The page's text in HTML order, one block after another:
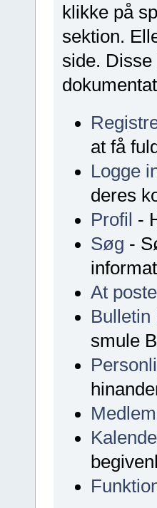
klikke på
sektion.
side.
at få
Logge
deres
Profil -
Søg -
At poste
Bulletin
smule